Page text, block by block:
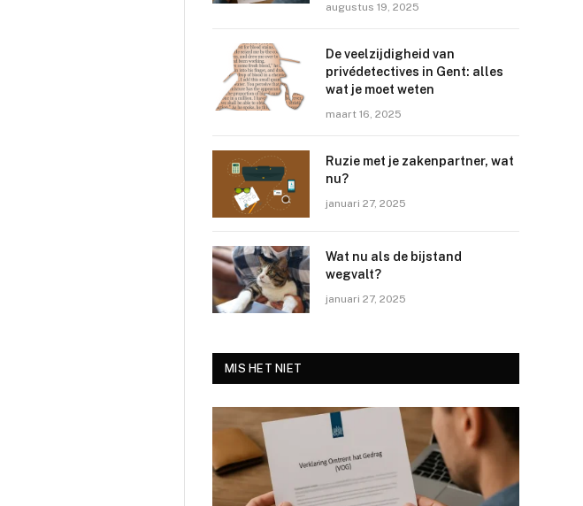
augustus 19, 2025
De veelzijdigheid van
privédetectives in Gent: alles
wat je moet weten
maart 16, 2025
Ruzie met je zakenpartner, wat
nu?
januari 27, 2025
Wat nu als de bijstand
wegvalt?
januari 27, 2025
MIS HET NIET